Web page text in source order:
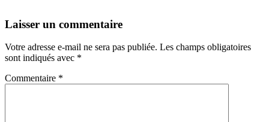
Laisser un commentaire
Votre adresse e-mail ne sera pas publiée. Les champs obligatoires
sont indiqués avec *
Commentaire *